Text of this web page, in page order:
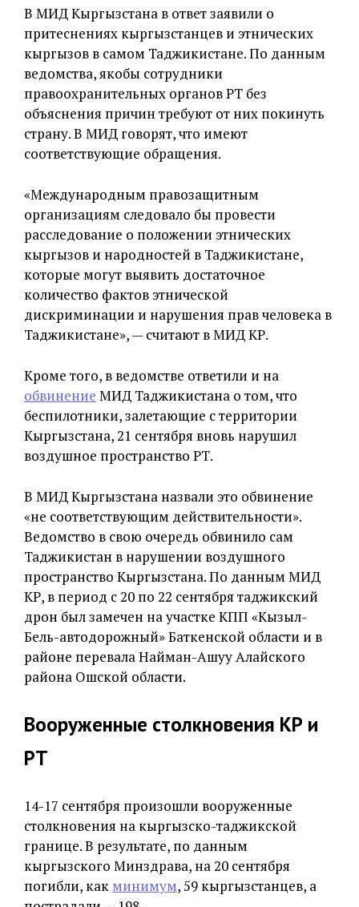
В МИД Кыргызстана в ответ заявили о
притеснениях кыргызстанцев и этнических
кыргызов в самом Таджикистане. По данным
ведомства, якобы сотрудники
правоохранительных органов РТ без
объяснения причин требуют от них покинуть
страну. В МИД говорят, что имеют
соответствующие обращения.
«Международным правозащитным
организациям следовало бы провести
расследование о положении этнических
кыргызов и народностей в Таджикистане,
которые могут выявить достаточное
количество фактов этнической
дискриминации и нарушения прав человека в
Таджикистане», — считают в МИД КР.
Кроме того, в ведомстве ответили и на
обвинение МИД Таджикистана о том, что
беспилотники, залетающие с территории
Кыргызстана, 21 сентября вновь нарушил
воздушное пространство РТ.
В МИД Кыргызстана назвали это обвинение
«не соответствующим действительности».
Ведомство в свою очередь обвинило сам
Таджикистан в нарушении воздушного
пространство Кыргызстана. По данным МИД
КР, в период с 20 по 22 сентября таджикский
дрон был замечен на участке КПП «Кызыл-
Бель-автодорожный» Баткенской области и в
районе перевала Найман-Ашуу Алайского
района Ошской области.
Вооруженные столкновения КР и
РТ
14-17 сентября произошли вооруженные
столкновения на кыргызско-таджикской
границе. В результате, по данным
кыргызского Минздрава, на 20 сентября
погибли, как минимум, 59 кыргызстанцев, а